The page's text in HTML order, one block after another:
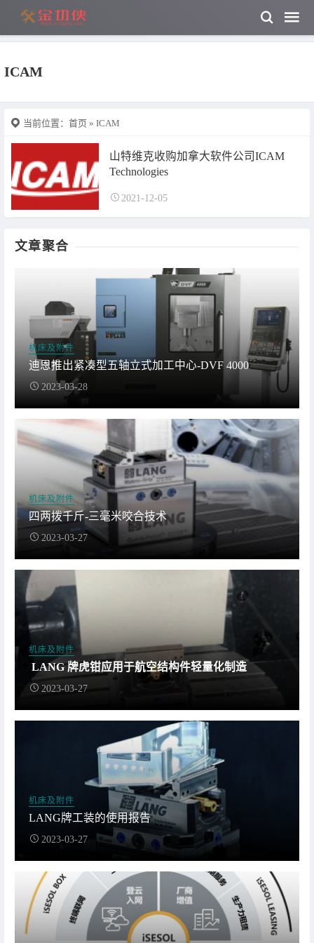
ICAM
当前位置： 首页 » ICAM
山特维克收购加拿大软件公司ICAM
Technologies
2021-12-05
文章聚合
机床及附件
迪恩推出紧凑型五轴立式加工中心-DVF 4000
2023-03-28
机床及附件
四两拨千斤-三毫米咬合技术
2023-03-27
机床及附件
LANG 牌虎钳应用于航空结构件轻量化制造
2023-03-27
机床及附件
LANG牌工装的使用报告
2023-03-27